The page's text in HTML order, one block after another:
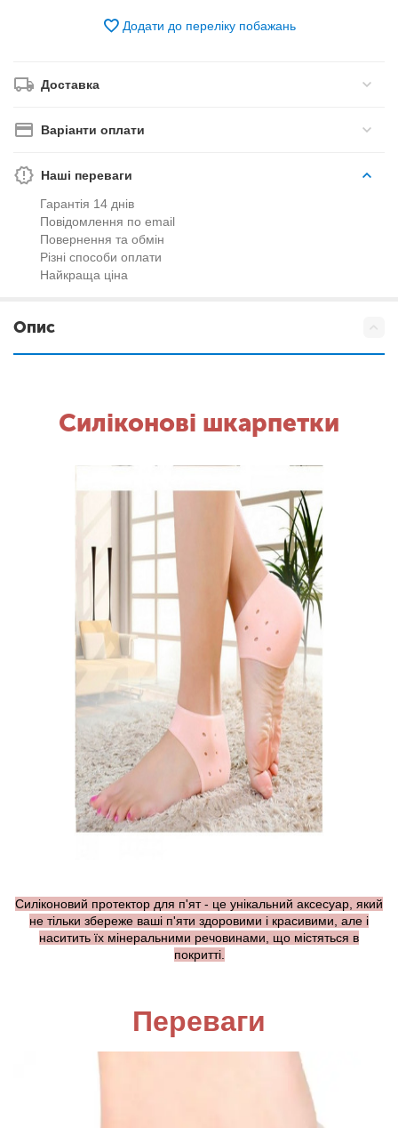
Додати до переліку побажань
Доставка
Варіанти оплати
Наші переваги
Гарантія 14 днів
Повідомлення по email
Повернення та обмін
Різні способи оплати
Найкраща ціна
Опис
Силіконові шкарпетки
Силіконовий протектор для п'ят - це унікальний аксесуар, який
не тільки збереже ваші п'яти здоровими і красивими, але і
наситить їх мінеральними речовинами, що містяться в
покритті.
Переваги